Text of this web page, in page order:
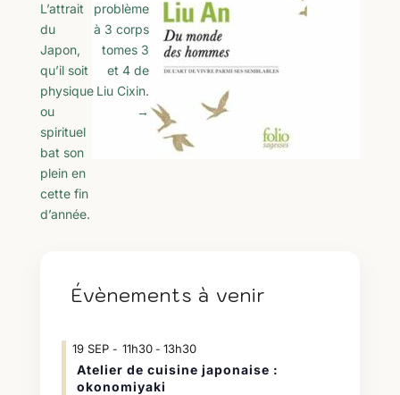
L’attrait
du
Japon,
qu’il soit
physique
ou
spirituel
bat son
plein en
cette fin
d’année.
problème
à 3 corps
tomes 3
et 4 de
Liu Cixin.
→
Évènements à venir
19 SEP 11h30- 13h30
Atelier de cuisine japonaise :
okonomiyaki